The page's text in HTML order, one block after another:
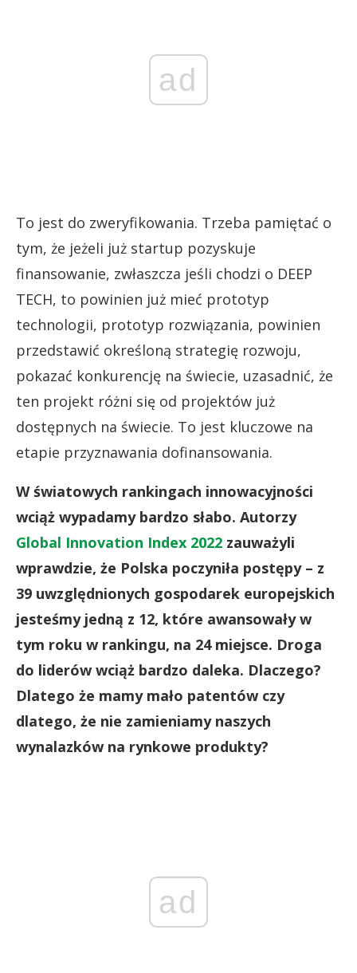
ad
To jest do zweryfikowania. Trzeba pamiętać o
tym, że jeżeli już startup pozyskuje
finansowanie, zwłaszcza jeśli chodzi o DEEP
TECH, to powinien już mieć prototyp
technologii, prototyp rozwiązania, powinien
przedstawić określoną strategię rozwoju,
pokazać konkurencję na świecie, uzasadnić, że
ten projekt różni się od projektów już
dostępnych na świecie. To jest kluczowe na
etapie przyznawania dofinansowania.
W światowych rankingach innowacyjności
wciąż wypadamy bardzo słabo. Autorzy
Global Innovation Index 2022 zauważyli
wprawdzie, że Polska poczyniła postępy – z
39 uwzględnionych gospodarek europejskich
jesteśmy jedną z 12, które awansowały w
tym roku w rankingu, na 24 miejsce. Droga
do liderów wciąż bardzo daleka. Dlaczego?
Dlatego że mamy mało patentów czy
dlatego, że nie zamieniamy naszych
wynalazków na rynkowe produkty?
ad